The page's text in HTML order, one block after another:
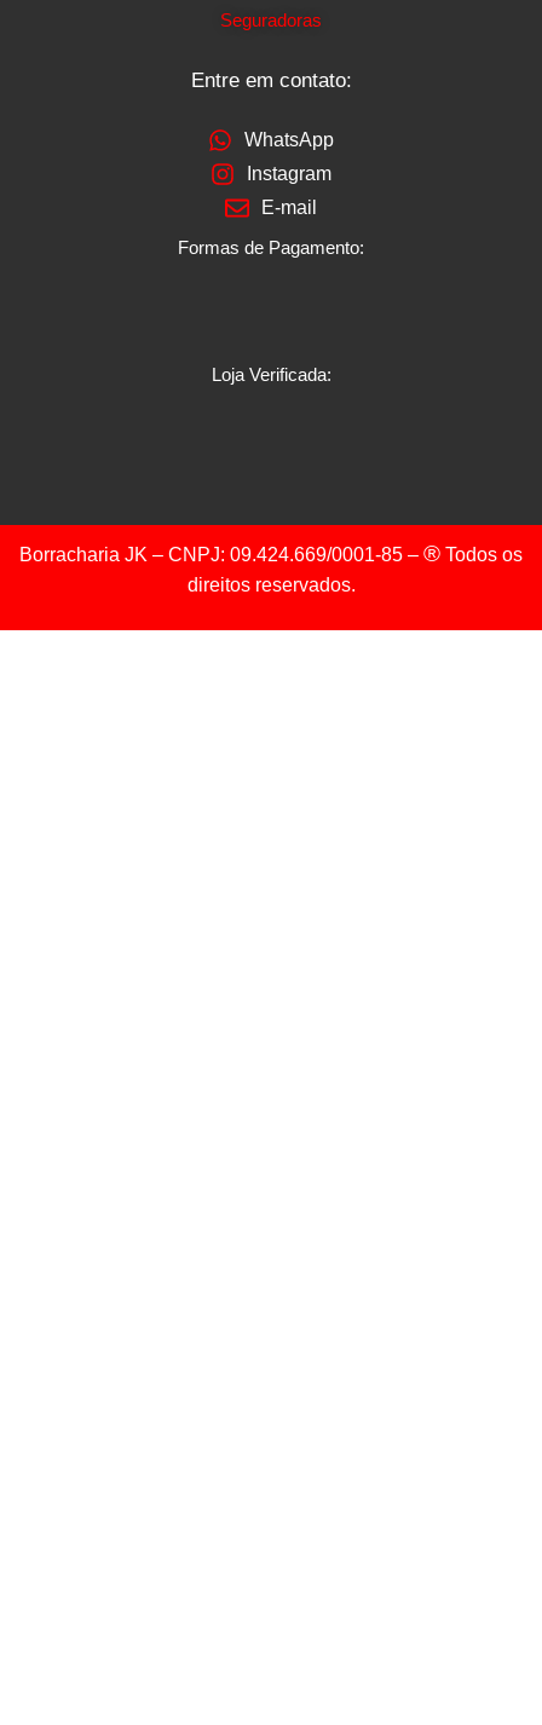
Seguradoras
Entre em contato:
WhatsApp
Instagram
E-mail
Formas de Pagamento:
Loja Verificada:
Borracharia JK – CNPJ: 09.424.669/0001-85 – ® Todos os
direitos reservados.